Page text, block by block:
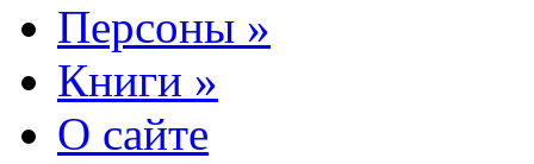
Персоны »
Книги »
О сайте